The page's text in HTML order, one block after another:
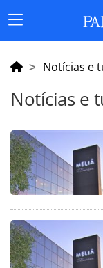
Menu
Principal
Notícias e
Notícias e